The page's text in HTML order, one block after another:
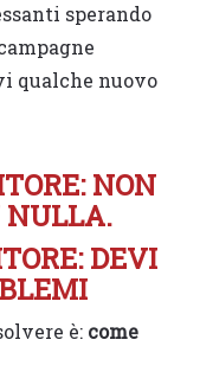
sperando
qualche nuovo
NON
NULLA.
DEVI
è: come